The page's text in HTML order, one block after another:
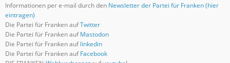
Informationen per e-mail durch den Newsletter der Partei für Franken (hier
eintragen)
Die Partei für Franken aufTwitter
Die Partei für Franken aufMastodon
Die Partei für Franken auflinkedin
Die Partei für Franken aufFacebook